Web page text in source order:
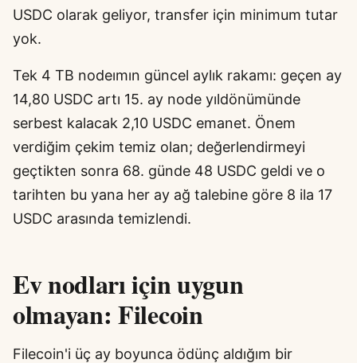
USDC olarak geliyor, transfer için minimum tutar
yok.
Tek 4 TB nodeımın güncel aylık rakamı: geçen ay
14,80 USDC artı 15. ay node yıldönümünde
serbest kalacak 2,10 USDC emanet. Önem
verdiğim çekim temiz olan; değerlendirmeyi
geçtikten sonra 68. günde 48 USDC geldi ve o
tarihten bu yana her ay ağ talebine göre 8 ila 17
USDC arasında temizlendi.
Ev nodları için uygun
olmayan: Filecoin
Filecoin'i üç ay boyunca ödünç aldığım bir